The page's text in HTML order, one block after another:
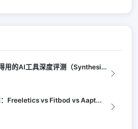
2026年12款真正值得用的AI工具深度评测（Synthesia评选）
Freeletics vs Fitbod vs Aapt...